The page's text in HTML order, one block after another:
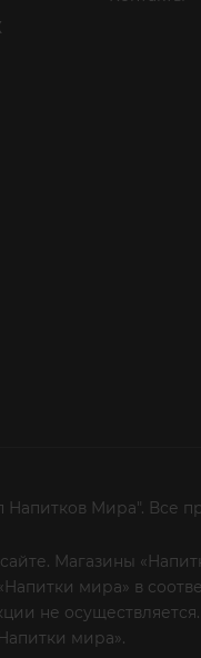
Напитков Мира". Все
Магазины
мира» в
не
мира».